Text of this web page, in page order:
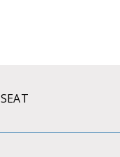
SEAT